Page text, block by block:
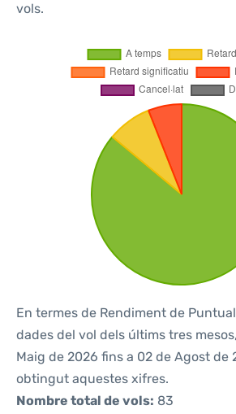
vols.
En termes de Rendiment de
dades del vol dels últims tres
Maig de 2026 fins a 02 de Agost de
obtingut aquestes xifres.
Nombre total de vols: 83